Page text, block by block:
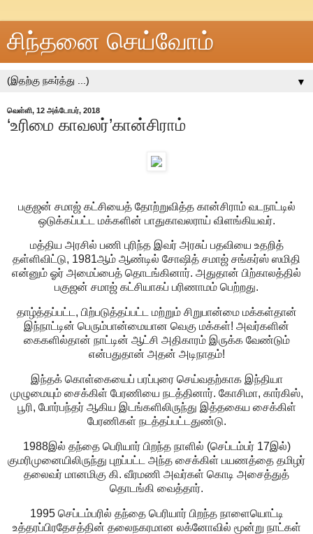
சிந்தனை செய்வோம்
▼
வெள்ளி, 12 அக்டோபர், 2018
‘உரிமை காவலர்’கான்சிராம்
பகுஜன் சமாஜ் கட்சியைத் தோற்றுவித்த கான்சிராம் வடநாட்டில்
ஒடுக்கப்பட்ட மக்களின் பாதுகாவலராய் விளங்கியவர்.
மத்திய அரசில் பணி புரிந்த இவர் அரசுப் பதவியை உதறித்
தள்ளிவிட்டு, 1981ஆம் ஆண்டில் சோஷித் சமாஜ் சங்கர்ஸ் ஸமிதி
என்னும் ஓர் அமைப்பைத் தொடங்கினார். அதுதான் பிற்காலத்தில்
பகுஜன் சமாஜ் கட்சியாகப் பரிணாமம் பெற்றது.
தாழ்த்தப்பட்ட, பிற்படுத்தப்பட்ட மற்றும் சிறுபான்மை மக்கள்தான்
இந்நாட்டின் பெரும்பான்மையான வெகு மக்கள்! அவர்களின்
கைகளில்தான் நாட்டின் ஆட்சி அதிகாரம் இருக்க வேண்டும்
என்பதுதான் அதன் அடிநாதம்!
இந்தக் கொள்கையைப் பரப்புரை செய்வதற்காக இந்தியா
முழுமையும் சைக்கிள் பேரணியை நடத்தினார். கோசிமா, கார்கிஸ்,
பூரி, போர்பந்தர் ஆகிய இடங்களிலிருந்து இத்தகைய சைக்கிள்
பேரணிகள் நடத்தப்பட்டதுண்டு.
1988இல் தந்தை பெரியார் பிறந்த நாளில் (செப்டம்பர் 17இல்)
குமரிமுனையிலிருந்து புறப்பட்ட அந்த சைக்கிள் பயணத்தை தமிழர்
தலைவர் மானமிகு கி. வீரமணி அவர்கள் கொடி அசைத்துத்
தொடங்கி வைத்தார்.
1995 செப்டம்பரில் தந்தை பெரியார் பிறந்த நாளையொட்டி
உத்தரப்பிரதேசத்தின் தலைநகரமான லக்னோவில் மூன்று நாட்கள்